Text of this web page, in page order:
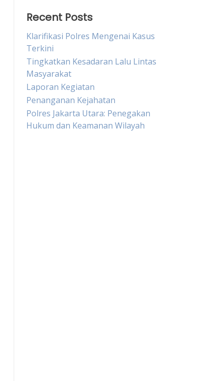
Recent Posts
Klarifikasi Polres Mengenai Kasus
Terkini
Tingkatkan Kesadaran Lalu Lintas
Masyarakat
Laporan Kegiatan
Penanganan Kejahatan
Polres Jakarta Utara: Penegakan
Hukum dan Keamanan Wilayah